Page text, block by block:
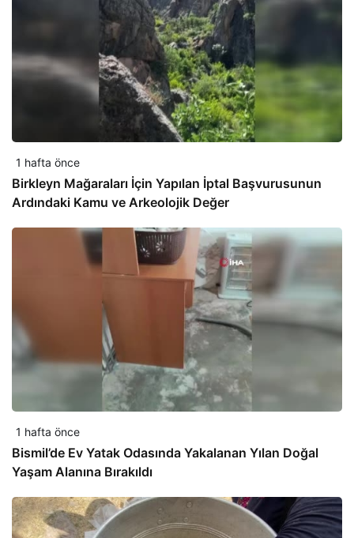
1 hafta önce
Birkleyn Mağaraları İçin Yapılan İptal Başvurusunun
Ardındaki Kamu ve Arkeolojik Değer
1 hafta önce
Bismil’de Ev Yatak Odasında Yakalanan Yılan Doğal
Yaşam Alanına Bırakıldı